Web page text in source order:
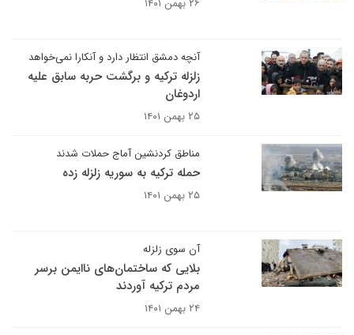
۲۶ بهمن ۱۴۰۱
آنچه دمشق انتظار دارد و آنکارا نمی‌خواهد
زلزله ترکیه و برگشت حربه سابق علیه
اردوغان
۲۵ بهمن ۱۴۰۱
مناطق کردنشین آماج حملات شدند
حمله ترکیه به سوریه زلزله زده
۲۵ بهمن ۱۴۰۱
آن سوی زلزله
بلایی که ساختمان‌های ناایمن برسر
مردم ترکیه آوردند
۲۴ بهمن ۱۴۰۱